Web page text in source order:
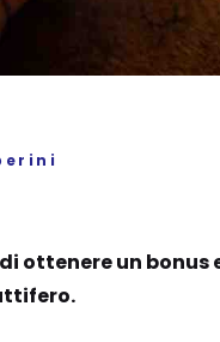
ottenere un